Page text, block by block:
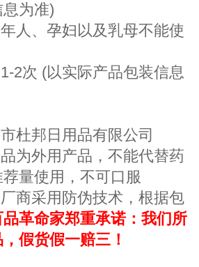
为准)
人、孕妇以及乳母不能使
2次 (以实际产品包装信息
杜邦日用品有限公司
为外用产品，不能代替药
量使用，不可口服
商采用防伪技术，根据包
品革命家郑重承诺：我们所
假货假一赔三！